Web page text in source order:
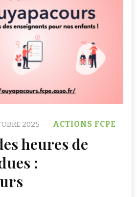
2025 ACTIONS FCPE
heures de
: